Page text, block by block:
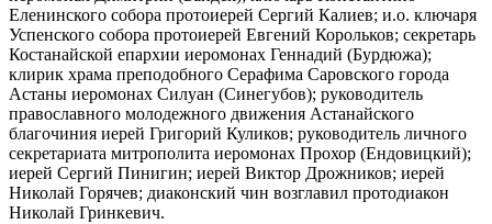
Еленинского собора протоиерей Сергий Калиев; и.о. ключаря
Успенского собора протоиерей Евгений Корольков; секретарь
Костанайской епархии иеромонах Геннадий (Бурдюжа);
клирик храма преподобного Серафима Саровского города
Астаны иеромонах Силуан (Синегубов); руководитель
православного молодежного движения Астанайского
благочиния иерей Григорий Куликов; руководитель личного
секретариата митрополита иеромонах Прохор (Ендовицкий);
иерей Сергий Пинигин; иерей Виктор Дрожников; иерей
Николай Горячев; диаконский чин возглавил протодиакон
Николай Гринкевич.